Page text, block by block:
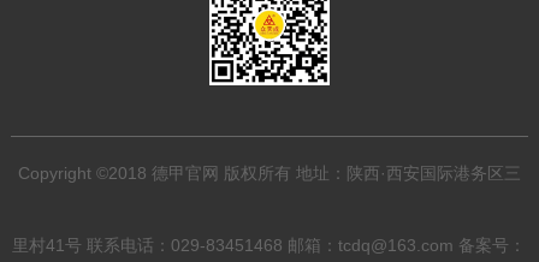
Copyright ©2018 德甲官网 版权所有 地址：陕西·西安国际港务区三
里村41号 联系电话：029-83451468 邮箱：tcdq@163.com 备案号：